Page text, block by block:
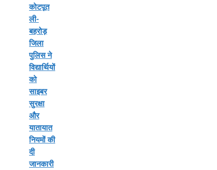
कोटपूत
ली-
बहरोड़
जिला
पुलिस ने
विद्यार्थियों
को
साइबर
सुरक्षा
और
यातायात
नियमों की
दी
जानकारी